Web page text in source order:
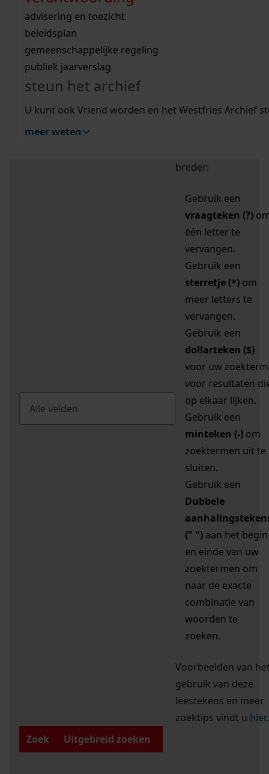
bouwvergunningen
omgevingsvergunningen
vergunningen
beeld en geluid
uitleg nodig?
Wij helpen u op weg met een aantal zoektips.
bekijk alle zoektips
Wij helpen u op weg met een aantal zoektips.
bekijk alle zoektips
bekijk ons geschiedenislokaal
advisering en toezicht
beleidsplan
gemeenschappelijke regeling
publiek jaarverslag
steun het archief
U kunt ook Vriend worden en het Westfries Archief
meer weten
zoektips
Mijn Studiezaal (inloggen)
uw zoekopdracht te
breder:
Gebruik een
vraagteken (?)
één letter te
vervangen.
Gebruik een
sterretje (*) om
meer letters te
vervangen.
Gebruik een
dollarteken ($)
voor uw zoekterm
voor resultaten
op elkaar lijken.
Gebruik een
minteken (-) om
zoektermen uit te
sluiten.
Gebruik een
Dubbele
(" ") aan het begin
en einde van uw
zoektermen om
naar de exacte
combinatie van
woorden te
zoeken.
Voorbeelden van
gebruik van deze
leestekens en meer
zoektips vindt u hier.
Zoek
Uitgebreid zoeken